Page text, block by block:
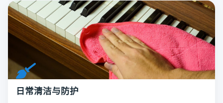
日常清洁与防护